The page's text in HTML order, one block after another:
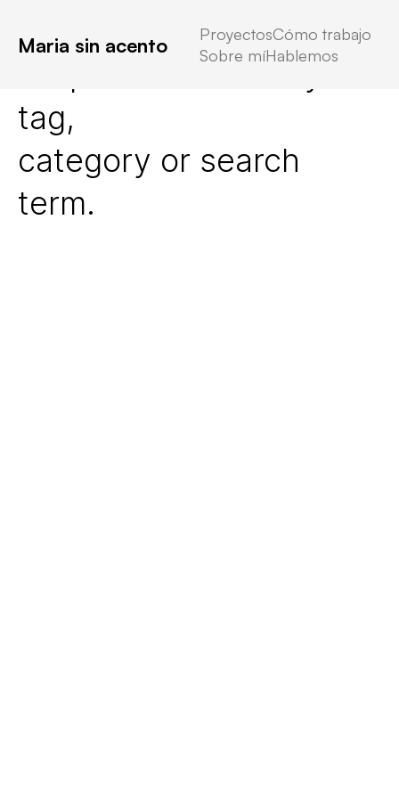
Maria sin acento ProyectosCómo trabajo
Sobre míHablemos
No posts found for your
tag,
category or search
term.